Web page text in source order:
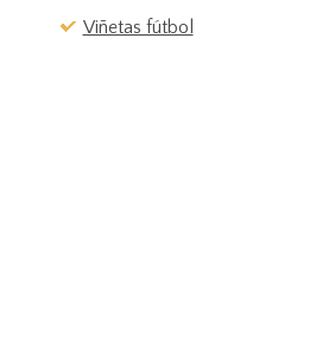
Viñetas fútbol